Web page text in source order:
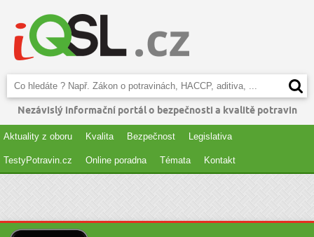
Nezávislý informační portál o bezpečnosti a kvalitě potravin
Aktuality z oboru Kvalita Bezpečnost Legislativa
TestyPotravin.cz Online poradna Témata Kontakt